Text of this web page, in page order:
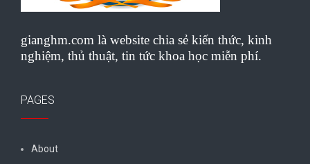
gianghm.com là website chia sẻ kiến thức, kinh
nghiệm, thủ thuật, tin tức khoa học miễn phí.
PAGES
About